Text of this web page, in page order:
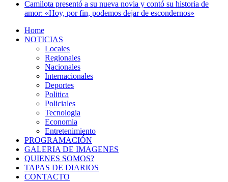
Camilota presentó a su nueva novia y contó su historia de
amor: «Hoy, por fin, podemos dejar de escondernos»
Home
NOTICIAS
Locales
Regionales
Nacionales
Internacionales
Deportes
Politica
Policiales
Tecnologia
Economia
Entretenimiento
PROGRAMACIÓN
GALERIA DE IMAGENES
QUIENES SOMOS?
TAPAS DE DIARIOS
CONTACTO